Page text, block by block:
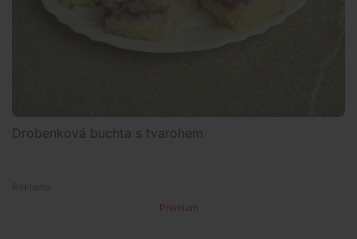
Drobenková buchta s tvarohem
Premium